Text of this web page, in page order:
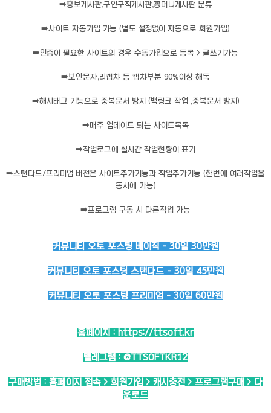
➡️홍보게시판,구인구직게시판,꽁머니게시판 분류
➡️사이트 자동가입 기능 (별도 설정없이 자동으로 회원가입)
➡️인증이 필요한 사이트의 경우 수동가입으로 등록 > 글쓰기가능
➡️보안문자,리캡챠 등 캡챠부분 90%이상 해독
➡️해시태그 기능으로 중복문서 방지 (백링크 작업 ,중복문서 방지)
➡️ 매주 업데이트 되는 사이트목록
➡️작업로그에 실시간 작업현황이 표기
➡️스탠다드/프리미엄 버전은 사이트추가기능과 작업추가기능 (한번에 여러작업을
동시에 가능)
➡️프로그램 구동 시 다른작업 가능
커뮤니티 오토 포스팅 베이직 - 30일 30만원
커뮤니티 오토 포스팅 스탠다드 - 30일 45만원
커뮤니티 오토 포스팅 프리미엄 - 30일 60만원
홈페이지 : https://ttsoft.kr
텔레그램 : @TTSOFTKR12
구매방법 : 홈페이지 접속 > 회원가입 > 캐시충전 > 프로그램구매 > 다
운로드